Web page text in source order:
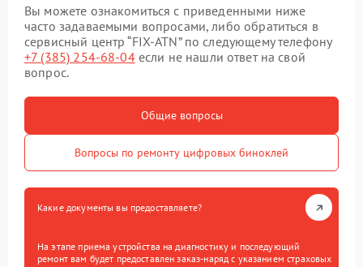
Вы можете ознакомиться с приведенными ниже
часто задаваемыми вопросами, либо обратиться в
сервисный центр “FIX-ATN” по следующему телефону
+7 (385) 254-68-04если не нашли ответ на свой
вопрос.
Общие вопросы
Вопросы по ремонту цифровых биноклей
Какие документы вы предоставляете?
На этапе приема устройства на диагностику и последующий
ремонт вам будет предоставлен заказ-наряд с указанием страховых